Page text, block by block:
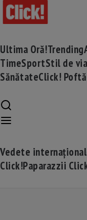
Ultima Oră!Trending
TimeSportStil de
SănătateClick!
Vedete
Click!Paparazzii